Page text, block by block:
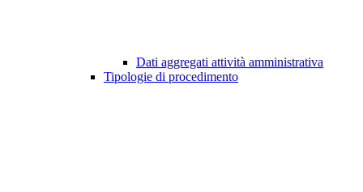
Dati aggregati attività amministrativa
Tipologie di procedimento